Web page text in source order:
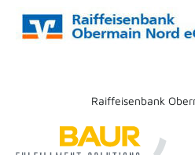
Raiffeisenbank